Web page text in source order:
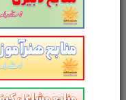
تربیتی و
آزمون
تربیتی و سبک